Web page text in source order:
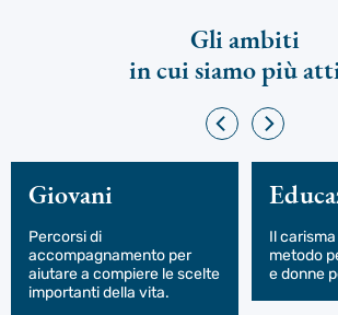
Gli ambiti
in cui siamo più
Giovani
Percorsi di
accompagnamento per
aiutare a compiere le scelte
importanti della vita.
Il
metodo
e donne